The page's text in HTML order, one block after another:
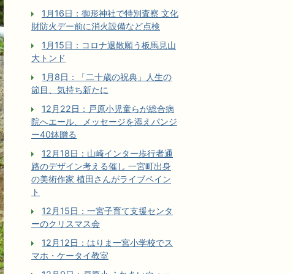
1月16日：御形神社で特別査察 文化
財防火デー前に消火設備など点検
1月15日：コロナ退散願う板馬見山
大トンド
1月8日：「二十歳の祝典」人生の
節目、気持ち新たに
12月22日：戸原小児童らが総合病
院へエール、メッセージを添えパンジ
ー40鉢贈る
12月18日：山崎インター歩行者通
路のデザイン考える催し 一宮町出身
の美術作家 植田さんがライブペイン
ト
12月15日：一宮子育て支援センタ
ーのクリスマス会
12月12日：はりま一宮小学校でス
マホ・ケータイ教室